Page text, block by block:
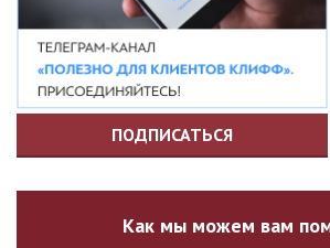
ПОДПИСАТЬСЯ
Как мы можем вам